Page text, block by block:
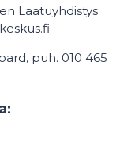
Laatuyhdistys
puh. 010 465